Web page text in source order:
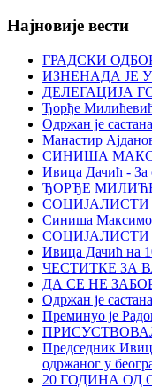
Најновије вести
ГРАДСКИ
ИЗНЕНАДА ЈЕ
ДЕЛЕГАЦИЈА
Ђорђе
Одржан је
Манастир
СИНИША
Ивица Дачић - За
ЂОРЂЕ
Синиша
Ивица Дачић на
ЧЕСТИТКЕ ЗА
ДА СЕ НЕ
Oдржан је
Преминуо је
Председник
одржаног у
20 ГОДИНА